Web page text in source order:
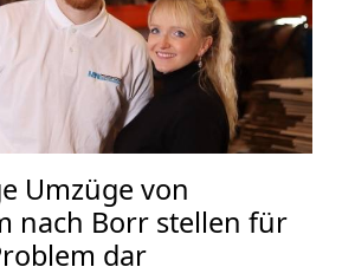
Umzüge von
nach Borr stellen für
dar